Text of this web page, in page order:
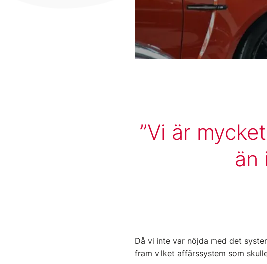
Vi är
än
Då vi inte var nöjda med det
fram vilket affärssystem som